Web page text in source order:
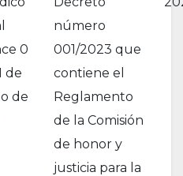
0
de
de
número
001/2023 que
contiene el
Reglamento
de la Comisión
de honor y
justicia para la